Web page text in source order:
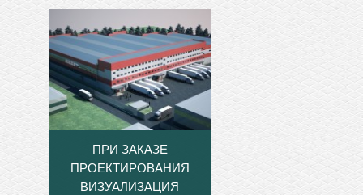
ПРИ ЗАКАЗЕ
ПРОЕКТИРОВАНИЯ
ВИЗУАЛИЗАЦИЯ